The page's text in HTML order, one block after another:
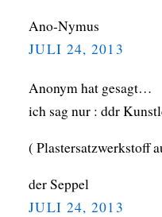
Ano-Nymus
JULI 24, 2013
Anonym hat gesagt…
ich sag nur : ddr
( Plastersatzwerkstoff
der Seppel
JULI 24, 2013